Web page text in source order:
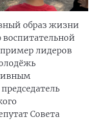
образ жизни
лидеров
Совета